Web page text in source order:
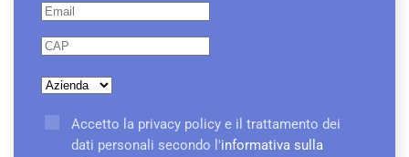
Accetto la privacy policy e il trattamento dei
dati personali secondo l'informativa sulla